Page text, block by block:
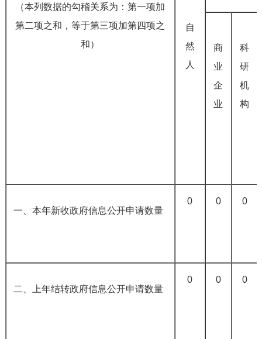
（本列数据的勾稽关系为：第一项加
第二项之和，等于第三项加第四项之
和）
自
然
人
商
业
企
业
科
研
机
构
一、本年新收政府信息公开申请数量
0 0 0
二、上年结转政府信息公开申请数量
0 0 0